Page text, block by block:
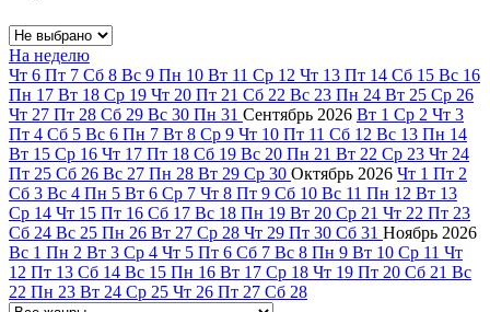
На неделю
Чт 6 Пт 7 Сб 8 Вс 9 Пн 10 Вт 11 Ср 12 Чт 13 Пт 14 Сб 15 Вс 16
Пн 17 Вт 18 Ср 19 Чт 20 Пт 21 Сб 22 Вс 23 Пн 24 Вт 25 Ср 26
Чт 27 Пт 28 Сб 29 Вс 30 Пн 31 Сентябрь 2026 Вт 1 Ср 2 Чт 3
Пт 4 Сб 5 Вс 6 Пн 7 Вт 8 Ср 9 Чт 10 Пт 11 Сб 12 Вс 13 Пн 14
Вт 15 Ср 16 Чт 17 Пт 18 Сб 19 Вс 20 Пн 21 Вт 22 Ср 23 Чт 24
Пт 25 Сб 26 Вс 27 Пн 28 Вт 29 Ср 30 Октябрь 2026 Чт 1 Пт 2
Сб 3 Вс 4 Пн 5 Вт 6 Ср 7 Чт 8 Пт 9 Сб 10 Вс 11 Пн 12 Вт 13
Ср 14 Чт 15 Пт 16 Сб 17 Вс 18 Пн 19 Вт 20 Ср 21 Чт 22 Пт 23
Сб 24 Вс 25 Пн 26 Вт 27 Ср 28 Чт 29 Пт 30 Сб 31 Ноябрь 2026
Вс 1 Пн 2 Вт 3 Ср 4 Чт 5 Пт 6 Сб 7 Вс 8 Пн 9 Вт 10 Ср 11 Чт
12 Пт 13 Сб 14 Вс 15 Пн 16 Вт 17 Ср 18 Чт 19 Пт 20 Сб 21 Вс
22 Пн 23 Вт 24 Ср 25 Чт 26 Пт 27 Сб 28